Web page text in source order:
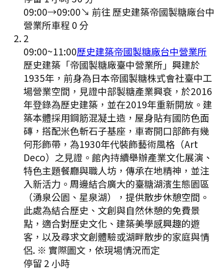
09:00→09:00↘ 前往 歷史建築帝國製糖廠台中
營業所車程 0 分
2
09:00~11:00歷史建築帝國製糖廠台中營業所
歷史建築「帝國製糖廠臺中營業所」興建於
1935年，前身為日本帝國製糖株式會社臺中工
場營業空間，見證中部製糖產業興衰，於2016
年登錄為歷史建築，並在2019年重新開放。建
築本體採用鋼筋混凝土造，屋身貼有國防色面
磚，搭配米色斬石子基座，車寄開口部飾有幾
何形飾帶，為1930年代裝飾藝術風格（Art
Deco）之見證。館內持續舉辦產業文化展演、
特色主題餐廳與職人坊，傳承在地精神，並注
入新活力。周邊結合廣大的臺糖湖濱生態園區
（湧泉公園、星泉湖），提供散步休憩空間。
此處為結合歷史、文創與自然休憩的免費景
點，適合對歷史文化、建築美學感興趣的遊
客，以及尋求文創體驗或湖畔散步的家庭與情
侶. ※ 實際圖文，依現場情況而定
停留 2 小時